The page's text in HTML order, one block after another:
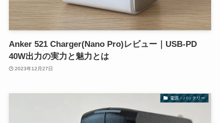
Anker 521 Charger(Nano Pro)レビュー｜USB-PD
40W出力の実力と魅力とは
2023年12月27日
電源・バッテリー